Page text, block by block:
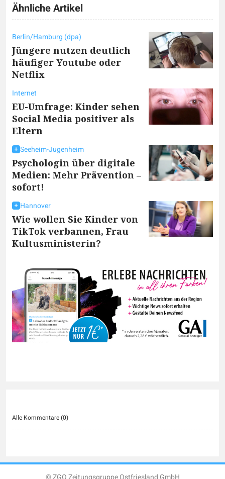
Ähnliche Artikel
Berlin/Hamburg (dpa)
Jüngere nutzen deutlich
häufiger Youtube oder
Netflix
Internet
EU-Umfrage: Kinder sehen
Social Media positiver als
Eltern
Seeheim-Jugenheim
Psychologin über digitale
Medien: Mehr Prävention –
sofort!
Hannover
Wie wollen Sie Kinder von
TikTok verbannen, Frau
Kultusministerin?
Alle Kommentare (0)